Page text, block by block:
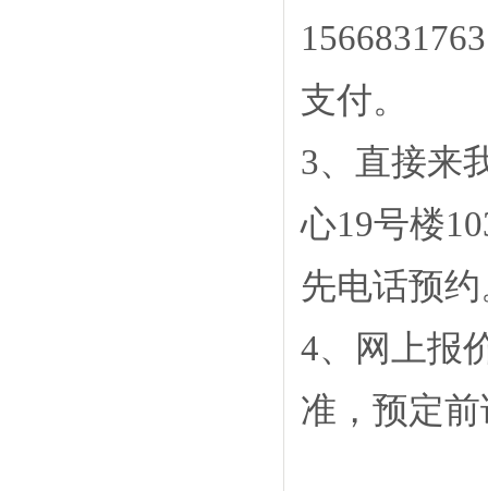
支付。
3、直接来
心19号楼
先电话预
4、网上报
准，预定